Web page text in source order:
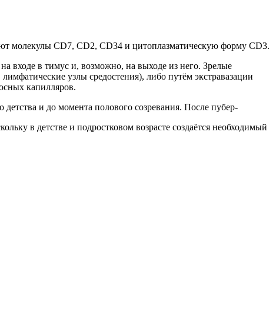
молекулы CD7, CD2, CD34 и цитоплазматическую форму CD3.
входе в тимус и, возможно, на выходе из него. Зрелые
узлы средостения), либо путём экстравазации
капилляров.
и до момента полового созревания. После пубер-
в детстве и подростковом возрасте создаётся необходимый